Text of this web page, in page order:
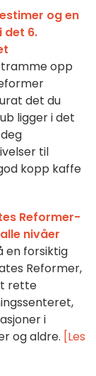
og en
det 6.
opp
det du
ligger i det
til
kopp kaffe
Reformer-
nivåer
en forsiktig
Reformer,
rette
i
og aldre. [Les